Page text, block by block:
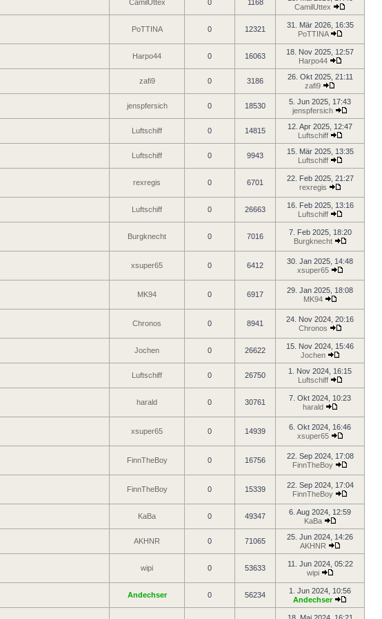
CamilUttex 0 1168
CamilUttex
PoTTINA 0 12321
31. Mär 2026, 16:35
PoTTINA
Harpo44 0 16063
18. Nov 2025, 12:57
Harpo44
zafi9 0 3186
26. Okt 2025, 21:11
zafi9
jenspfersich 0 18530
5. Jun 2025, 17:43
jenspfersich
Luftschiff 0 14815
12. Apr 2025, 12:47
Luftschiff
Luftschiff 0 9943
15. Mär 2025, 13:35
Luftschiff
rexregis 0 6701
22. Feb 2025, 21:27
rexregis
Luftschiff 0 26663
16. Feb 2025, 13:16
Luftschiff
Burgknecht 0 7016
7. Feb 2025, 18:20
Burgknecht
xsuper65 0 6412
30. Jan 2025, 14:48
xsuper65
MK94 0 6917
29. Jan 2025, 18:08
MK94
Chronos 0 8941
24. Nov 2024, 20:16
Chronos
Jochen 0 26622
15. Nov 2024, 15:46
Jochen
Luftschiff 0 26750
1. Nov 2024, 16:15
Luftschiff
harald 0 30761
7. Okt 2024, 10:23
harald
xsuper65 0 14939
6. Okt 2024, 16:46
xsuper65
FinnTheBoy 0 16756
22. Sep 2024, 17:08
FinnTheBoy
FinnTheBoy 0 15339
22. Sep 2024, 17:04
FinnTheBoy
KaBa 0 49347
6. Aug 2024, 12:59
KaBa
AKHNR 0 71065
25. Jun 2024, 14:26
AKHNR
wipi 0 53633
11. Jun 2024, 05:22
wipi
Andechser 0 56234
1. Jun 2024, 10:56
Andechser